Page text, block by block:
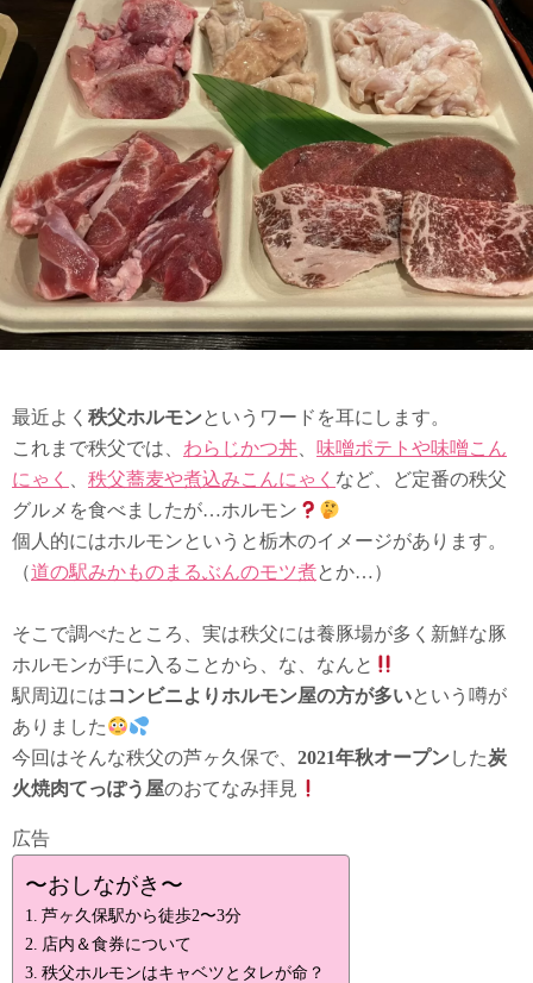
最近よく 秩父ホルモンというワードを耳にします。
これまで秩父では、 わらじかつ丼
味噌ポテトや味噌こん
にゃく
秩父蕎麦や煮込みこんにゃく など、ど定番の秩父
グルメを食べましたが…ホルモン
個人的にはホルモンというと栃木のイメージがあります。
（道の駅みかものまるぶんのモツ煮とか…）
そこで調べたところ、実は秩父には養豚場が多く新鮮な豚
ホルモンが手に入ることから、な、なんと
駅周辺にはコンビニよりホルモン屋の方が多いという噂が
ありました
今回はそんな秩父の芦ヶ久保で、 2021年秋オープンした炭
火焼肉てっぽう屋のおてなみ拝見
広告
〜おしながき〜
芦ヶ久保駅から徒歩2〜3分
店内＆食券について
秩父ホルモンはキャベツとタレが命？